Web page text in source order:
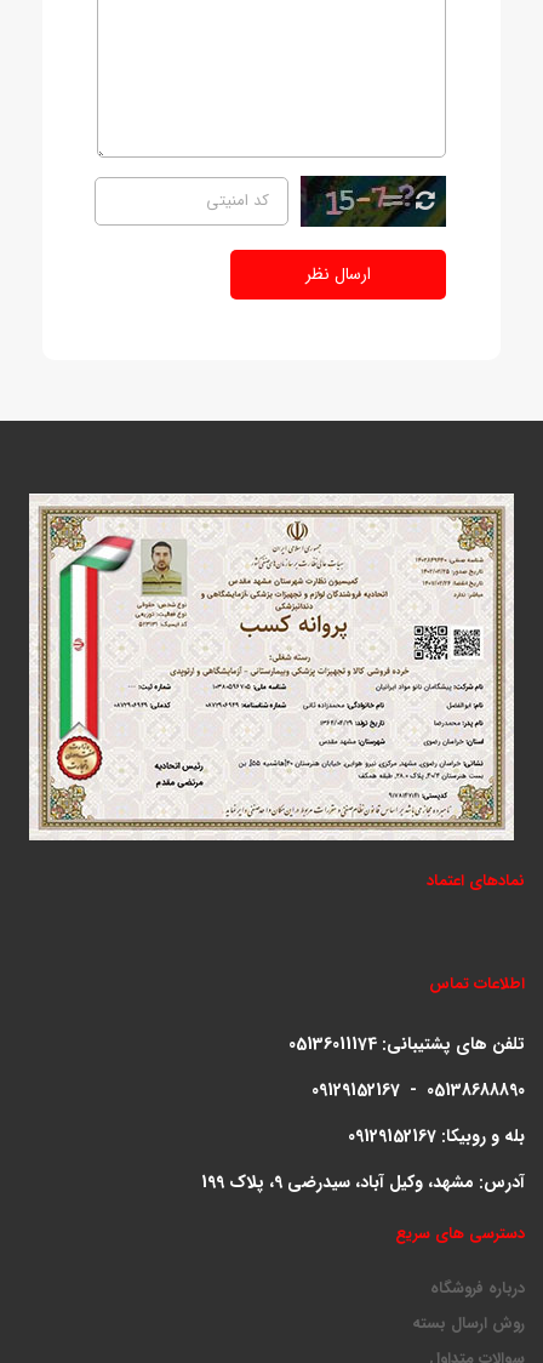
ارسال نظر
نمادهای اعتماد
اطلاعات تماس
تلفن های پشتیبانی: 05136011174
09129152167 - 05138688890
بله و روبیکا: 09129152167
آدرس: مشهد، وکیل آباد، سیدرضی 9، پلاک 199
دسترسی های سریع
درباره فروشگاه
روش ارسال بسته